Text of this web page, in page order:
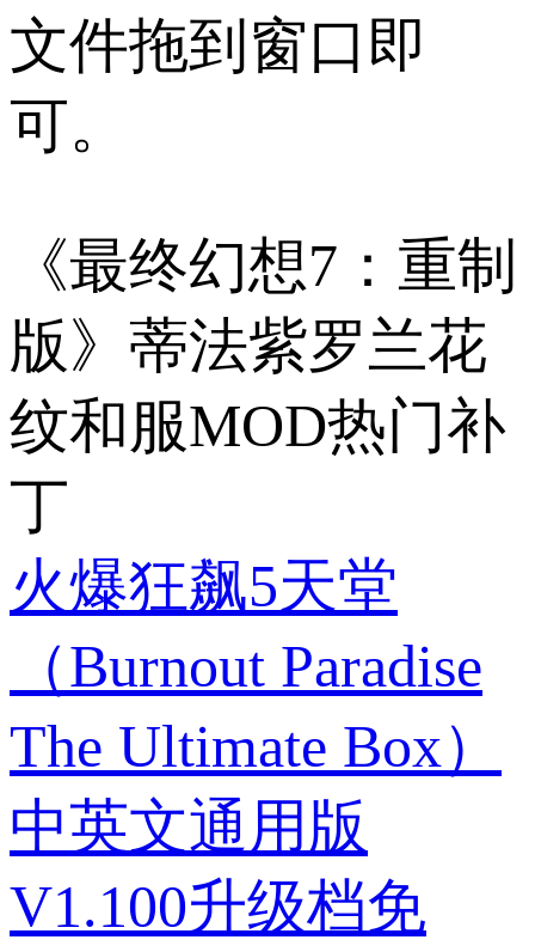
文件拖到窗口即
可。
《最终幻想7：重制
版》蒂法紫罗兰花
纹和服MOD热门补
丁
火爆狂飙5天堂
（Burnout Paradise
The Ultimate Box）
中英文通用版
V1.100升级档免